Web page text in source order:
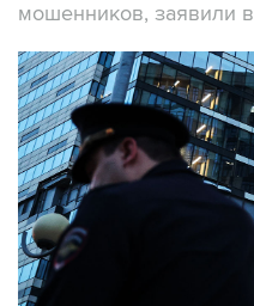
мошенников, заявили